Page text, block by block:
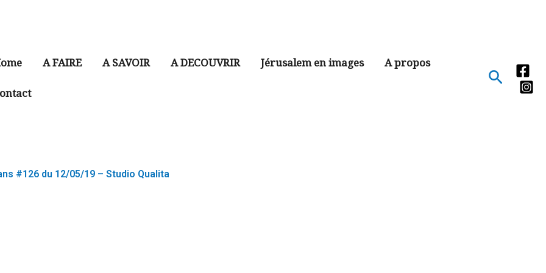
A FAIRE A SAVOIR A DECOUVRIR Jérusalem en images A propos
#126 du 12/05/19 – Studio Qualita